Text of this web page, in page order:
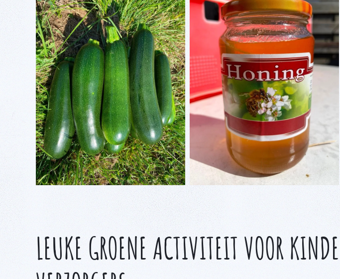
LEUKE GROENE ACTIVITEIT VOOR